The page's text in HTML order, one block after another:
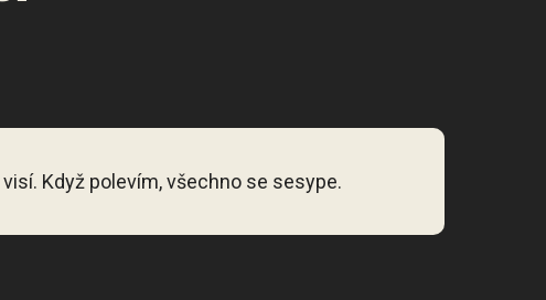
Když polevím, všechno se sesype.